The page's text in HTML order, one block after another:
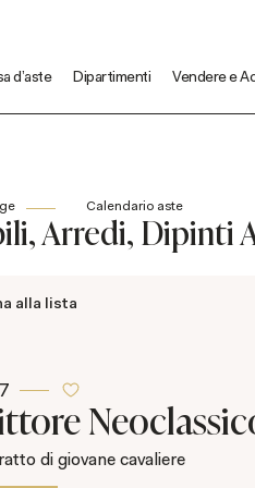
d'aste Dipartimenti Vendere e
Calendario aste
Arredi, Dipinti
alla lista
di giovane cavaliere